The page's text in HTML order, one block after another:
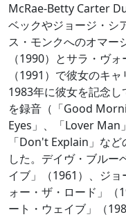
McRae-Betty Carter
ベックやジョージ・シ
ス・モンクへのオマー
（1990）とサラ・ヴ
（1991）で彼女のキ
1983年に彼女を記念
を録音（「Good
Eyes」、「Lover Man
「Don't Explain」な
した。デイヴ・ブルー
イブ」（1961）、ジ
ォー・ザ・ロード」（
ート・ウェイブ」（